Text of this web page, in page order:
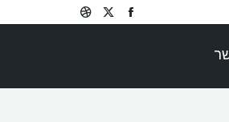
Facebook
X
Dribbble